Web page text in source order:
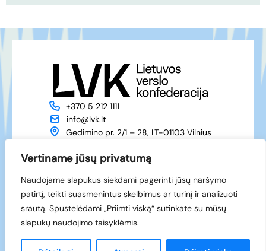
Vertiname jūsų privatumą
Naudojame slapukus siekdami pagerinti jūsų naršymo
patirtį, teikti suasmenintus skelbimus ar turinį ir analizuoti
srautą. Spustelėdami „Priimti viską“ sutinkate su mūsų
slapukų naudojimo taisyklėmis.
+370 5 212 1111
info@lvk.lt
Gedimino pr. 2/1 – 28, LT-01103 Vilnius
Naujienos
Narystė
Renginiai
Kontaktai
Facebook
LinkedIn
© 1994-2026 LVK
Sukūrė